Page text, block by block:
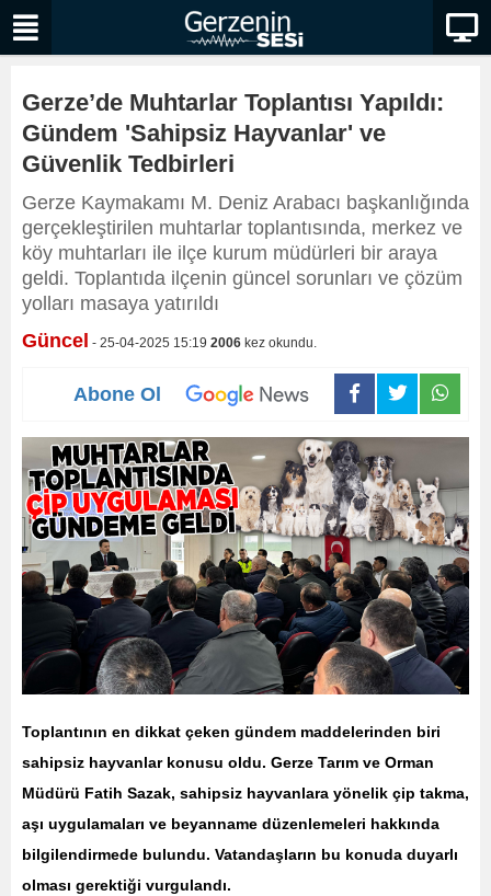
Gerze’de Muhtarlar Toplantısı Yapıldı:
Gündem 'Sahipsiz Hayvanlar' ve
Güvenlik Tedbirleri
Gerze Kaymakamı M. Deniz Arabacı başkanlığında
gerçekleştirilen muhtarlar toplantısında, merkez ve
köy muhtarları ile ilçe kurum müdürleri bir araya
geldi. Toplantıda ilçenin güncel sorunları ve çözüm
yolları masaya yatırıldı
Güncel - 25-04-2025 15:19 2006 kez okundu.
Abone Ol
Toplantının en dikkat çeken gündem maddelerinden biri
sahipsiz hayvanlar konusu oldu. Gerze Tarım ve Orman
Müdürü Fatih Sazak, sahipsiz hayvanlara yönelik çip takma,
aşı uygulamaları ve beyanname düzenlemeleri hakkında
bilgilendirmede bulundu. Vatandaşların bu konuda duyarlı
olması gerektiği vurgulandı.